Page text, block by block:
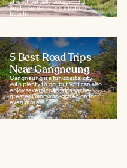
South Korean city is a popular
beach...
5 Best Road Trips
Near Gangneung
Gangneung is a fun coastal city
with plenty to do, but you can also
enjoy several road trips to the
greater Gangwon-do region for
even more...